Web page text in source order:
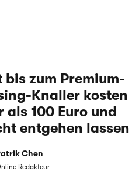
bis zum Premium-
Knaller kosten
100 Euro und
entgehen lassen
Chen
Redakteur